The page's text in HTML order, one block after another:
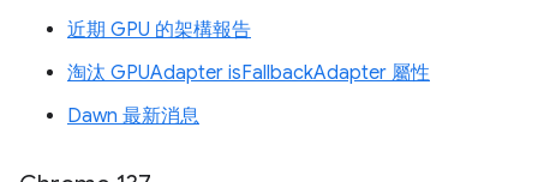
近期 GPU 的架構報告
淘汰 GPUAdapter isFallbackAdapter 屬性
Dawn 最新消息